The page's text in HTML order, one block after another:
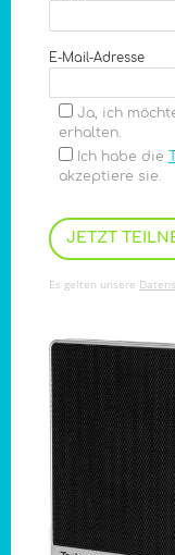
E-Mail-Adresse
Ja, ich
erhalten.
Ich habe die
akzeptiere sie.
Es gelten unsere